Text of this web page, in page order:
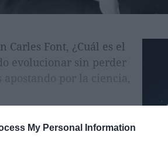
My Personal Information
Carles Font, ¿Cuál es el
evolucionar sin perder